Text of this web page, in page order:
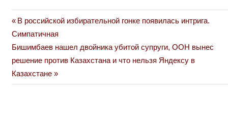
Навигация
по
записям
Previous
Post:
В российской избирательной гонке появилась интрига.
Симпатичная
Next
Post:
Бишимбаев нашел двойника убитой супруги, ООН вынес
решение против Казахстана и что нельзя Яндексу в
Казахстане